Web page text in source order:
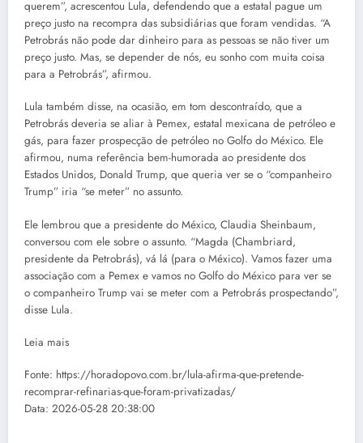
querem”, acrescentou Lula, defendendo que a estatal pague um
preço justo na recompra das subsidiárias que foram vendidas. “A
Petrobrás não pode dar dinheiro para as pessoas se não tiver um
preço justo. Mas, se depender de nós, eu sonho com muita coisa
para a Petrobrás”, afirmou.
Lula também disse, na ocasião, em tom descontraído, que a
Petrobrás deveria se aliar à Pemex, estatal mexicana de petróleo e
gás, para fazer prospecção de petróleo no Golfo do México. Ele
afirmou, numa referência bem-humorada ao presidente dos
Estados Unidos, Donald Trump, que queria ver se o “companheiro
Trump” iria “se meter” no assunto.
Ele lembrou que a presidente do México, Claudia Sheinbaum,
conversou com ele sobre o assunto. “Magda (Chambriard,
presidente da Petrobrás), vá lá (para o México). Vamos fazer uma
associação com a Pemex e vamos no Golfo do México para ver se
o companheiro Trump vai se meter com a Petrobrás prospectando”,
disse Lula.
Leia mais
Fonte: https://horadopovo.com.br/lula-afirma-que-pretende-
recomprar-refinarias-que-foram-privatizadas/
Data: 2026-05-28 20:38:00